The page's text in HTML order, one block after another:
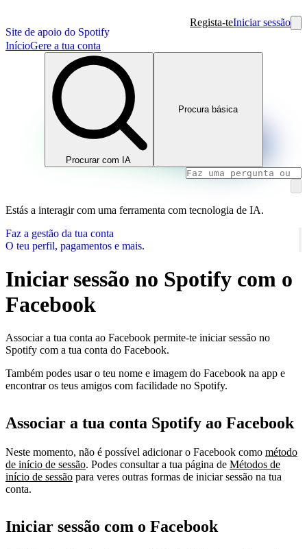
Site de apoio do Spotify
Regista-teIniciar sessão
InícioGere a tua conta
Procurar com IA
Procura básica
Estás a interagir com uma ferramenta com tecnologia de IA.
Faz a gestão da tua conta
O teu perfil, pagamentos e mais.
Iniciar sessão no Spotify com o
Facebook
Associar a tua conta ao Facebook permite-te iniciar sessão no
Spotify com a tua conta do Facebook.
Também podes usar o teu nome e imagem do Facebook na app e
encontrar os teus amigos com facilidade no Spotify.
Associar a tua conta Spotify ao Facebook
Neste momento, não é possível adicionar o Facebook como método
de início de sessão. Podes consultar a tua página de Métodos de
início de sessão para veres outras formas de iniciar sessão na tua
conta.
Iniciar sessão com o Facebook